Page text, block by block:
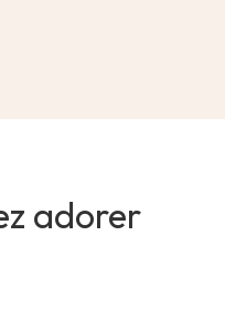
adorer